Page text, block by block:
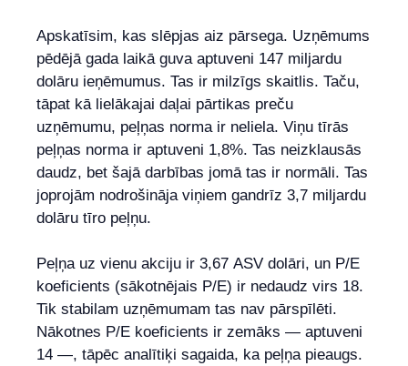
Apskatīsim, kas slēpjas aiz pārsega. Uzņēmums
pēdējā gada laikā guva aptuveni 147 miljardu
dolāru ieņēmumus. Tas ir milzīgs skaitlis. Taču,
tāpat kā lielākajai daļai pārtikas preču
uzņēmumu, peļņas norma ir neliela. Viņu tīrās
peļņas norma ir aptuveni 1,8%. Tas neizklausās
daudz, bet šajā darbības jomā tas ir normāli. Tas
joprojām nodrošināja viņiem gandrīz 3,7 miljardu
dolāru tīro peļņu.
Peļņa uz vienu akciju ir 3,67 ASV dolāri, un P/E
koeficients (sākotnējais P/E) ir nedaudz virs 18.
Tik stabilam uzņēmumam tas nav pārspīlēti.
Nākotnes P/E koeficients ir zemāks — aptuveni
14 —, tāpēc analītiķi sagaida, ka peļņa pieaugs.